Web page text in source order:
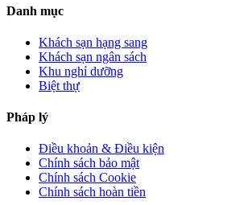
Danh mục
Khách sạn hạng sang
Khách sạn ngân sách
Khu nghỉ dưỡng
Biệt thự
Pháp lý
Điều khoản & Điều kiện
Chính sách bảo mật
Chính sách Cookie
Chính sách hoàn tiền